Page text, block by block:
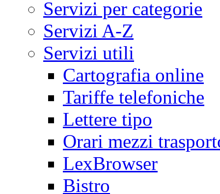
Servizi per categorie
Servizi A-Z
Servizi utili
Cartografia online
Tariffe telefoniche
Lettere tipo
Orari mezzi
LexBrowser
Bistro